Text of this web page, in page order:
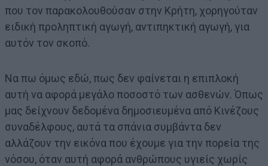
που τον παρακολουθούσαν στην Κρήτη, χορηγούταν
ειδική προληπτική αγωγή, αντιπηκτική αγωγή, για
αυτόν τον σκοπό.
Να πω όμως εδώ, πως δεν φαίνεται η επιπλοκή
αυτή να αφορά μεγάλο ποσοστό των ασθενών. Όπως
μας δείχνουν δεδομένα δημοσιευμένα από Κινέζους
συναδέλφους, αυτά τα σπάνια συμβάντα δεν
αλλάζουν την εικόνα που έχουμε για την πορεία της
νόσου, όταν αυτή αφορά ανθρώπους υγιείς χωρίς